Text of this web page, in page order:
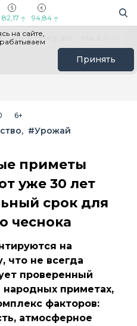
82,17 94,84
на сайте,
Принять
Мы в Telegram
6+
#Урожай
приметы
уже 30 лет
срок для
чеснока
на
что не всегда
проверенный
приметах,
факторов:
атмосферное